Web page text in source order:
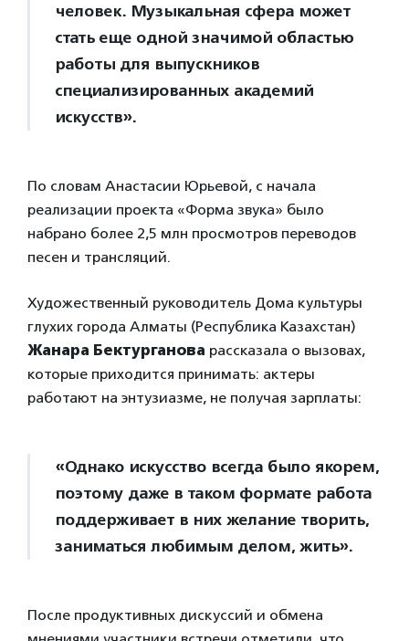
человек. Музыкальная сфера может
стать еще одной значимой областью
работы для выпускников
специализированных академий
искусств».
По словам Анастасии Юрьевой, с начала
реализации проекта «Форма звука» было
набрано более 2,5 млн просмотров переводов
песен и трансляций.
Художественный руководитель Дома культуры
глухих города Алматы (Республика Казахстан)
Жанара Бектурганова рассказала о вызовах,
которые приходится принимать: актеры
работают на энтузиазме, не получая зарплаты:
«Однако искусство всегда было якорем,
поэтому даже в таком формате работа
поддерживает в них желание творить,
заниматься любимым делом, жить».
После продуктивных дискуссий и обмена